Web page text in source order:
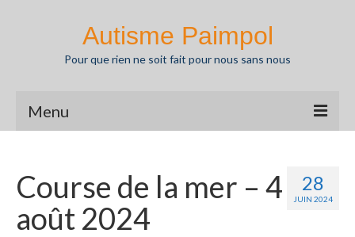
Autisme Paimpol
Pour que rien ne soit fait pour nous sans nous
Menu
Agenda
L’autisme
28
JUIN 2024
Course de la mer – 4
août 2024